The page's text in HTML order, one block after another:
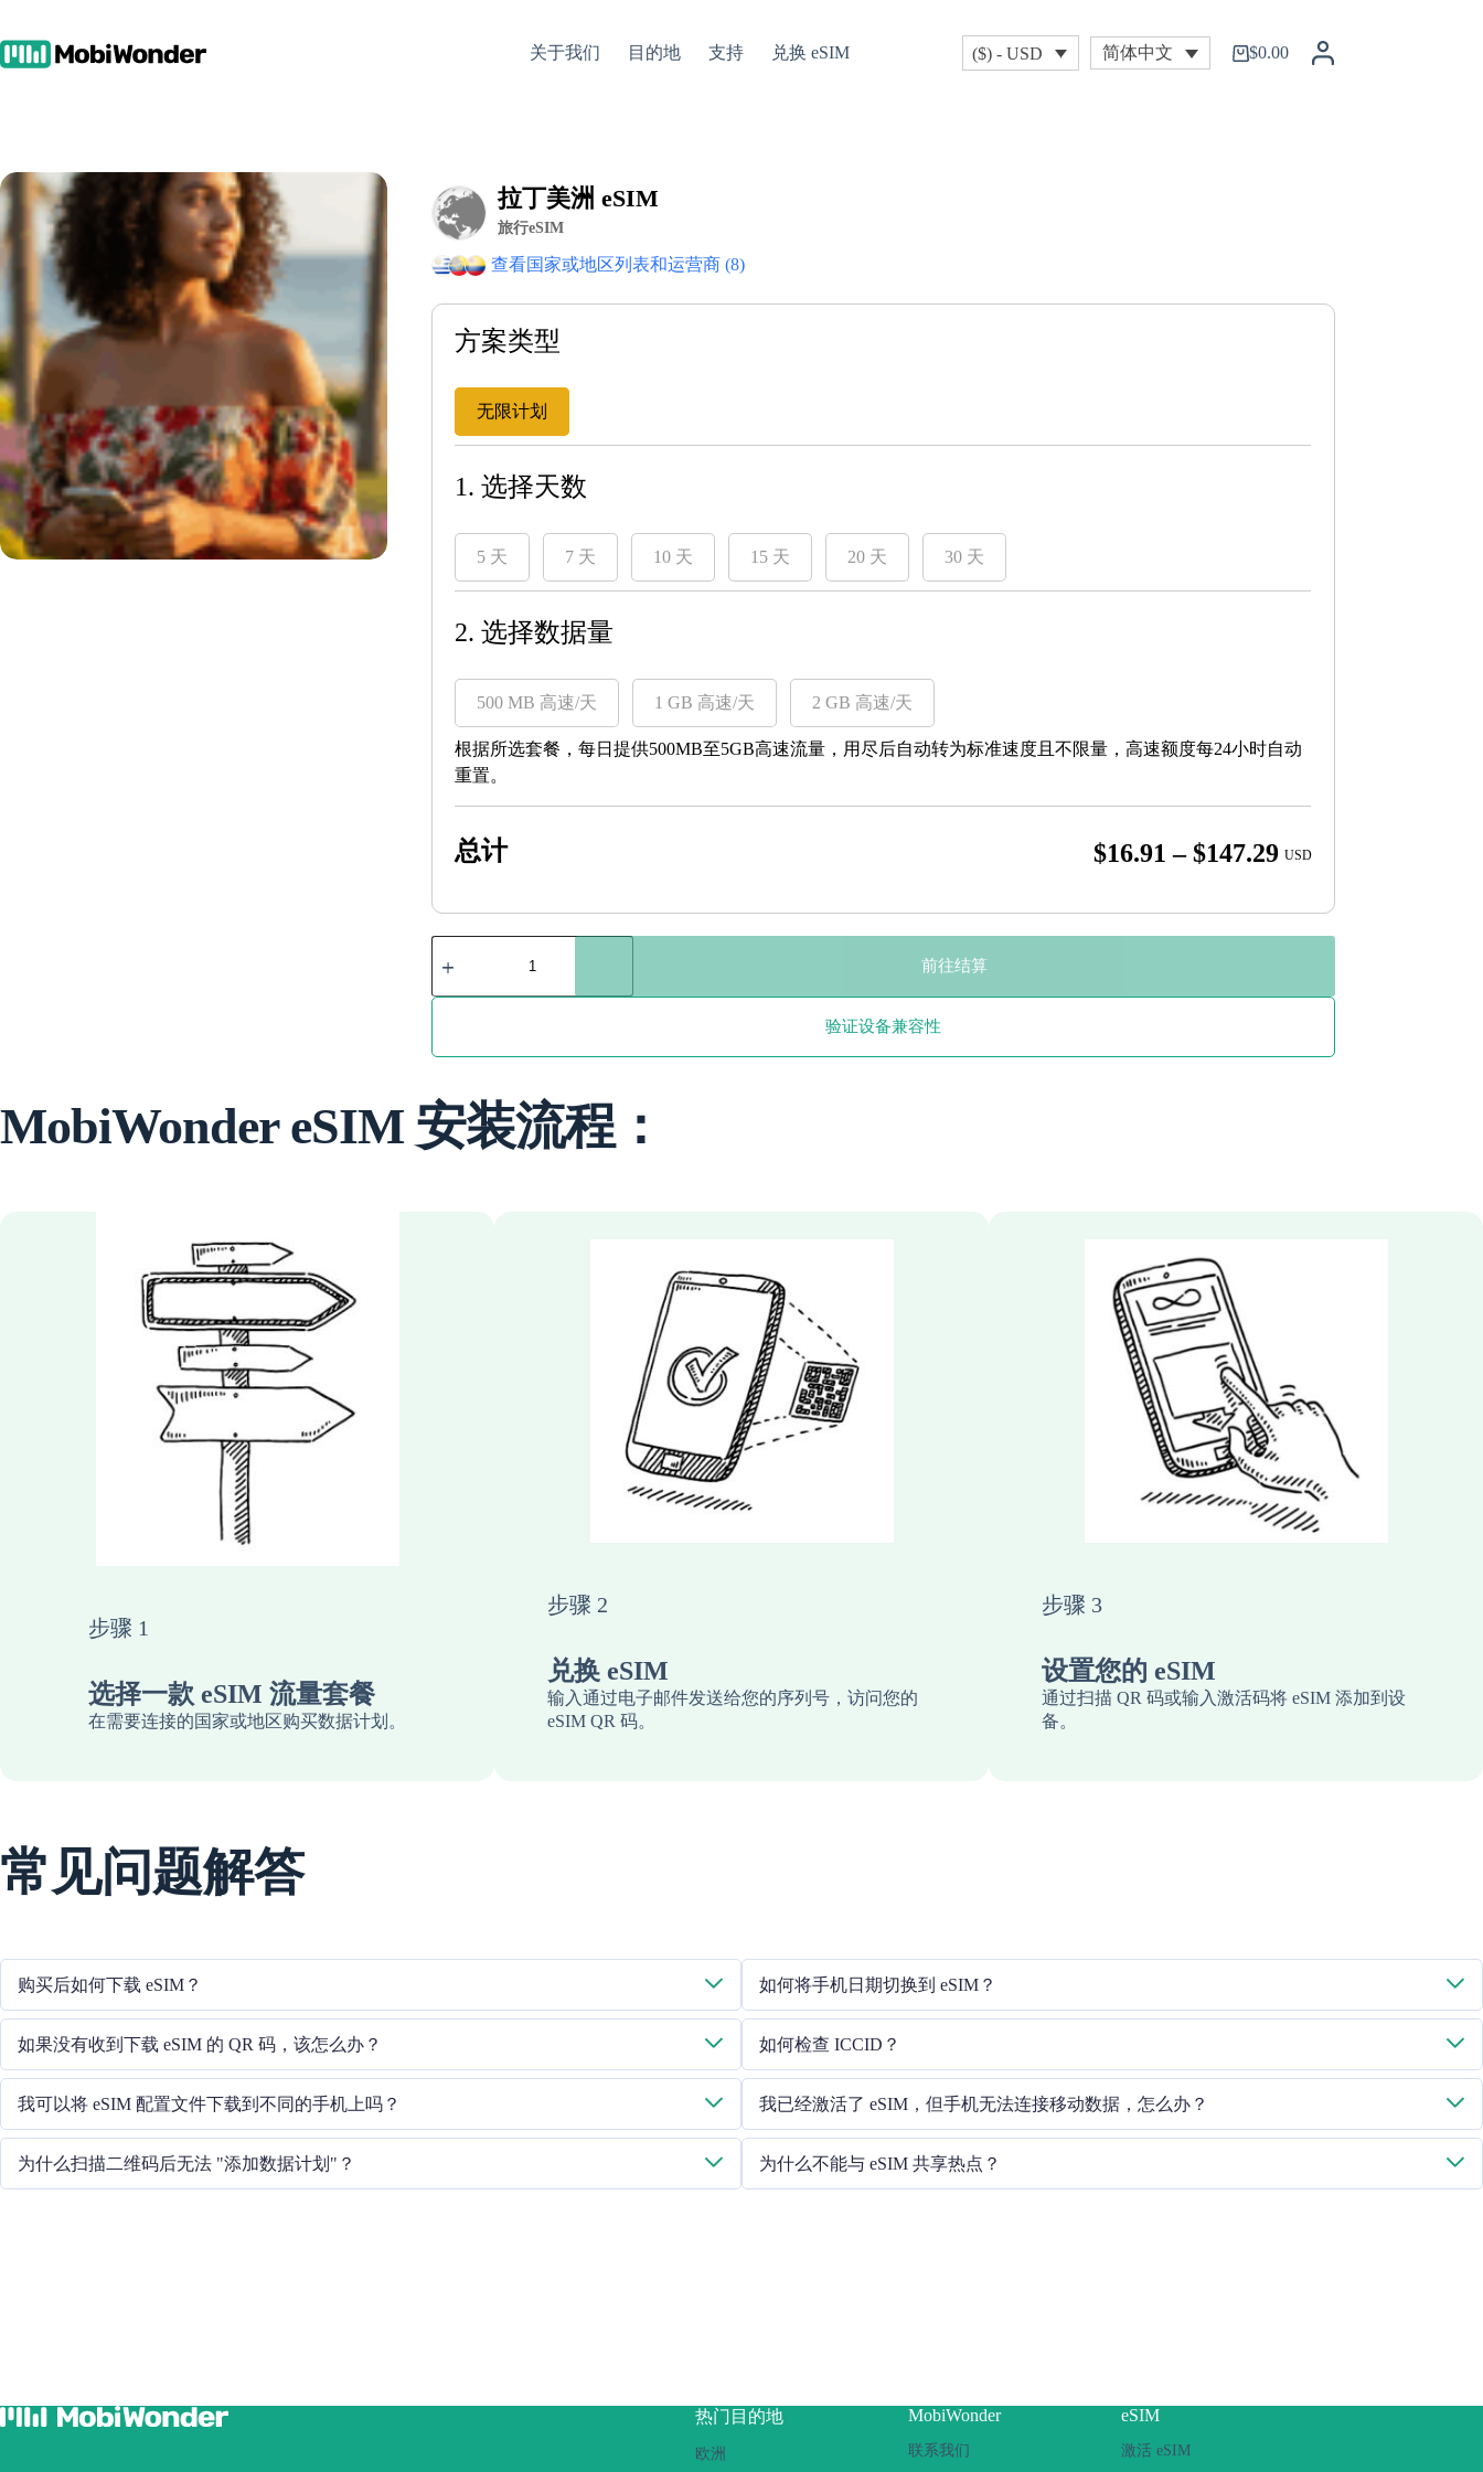
内
关于我们 目的地 支持 兑换 eSIM ($) - USD 简体中文
购$0.00
拉丁美洲 eSIM
旅行eSIM
查看国家或地区列表和运营商 (8)
方案类型
无限计划
1. 选择天数
5 天 7 天 10 天 15 天 20 天 30 天
2. 选择数据量
500 MB 高速/天 1 GB 高速/天 2 GB 高速/天
根据所选套餐，每日提供500MB至5GB高速流量，用尽后自动转为标准速度且不限量，高速额度每24小时自动
重置。
总计 $16.91 – $147.29Price
$16.91
through
USD
拉
丁
前往结算
验证设备兼容性
MobiWonder eSIM 安装流程：
步骤 1
选择一款 eSIM 流量套餐
在需要连接的国家或地区购买数据计划。
步骤 2
兑换 eSIM
输入通过电子邮件发送给您的序列号，访问您的
eSIM QR 码。
步骤 3
设置您的 eSIM
通过扫描 QR 码或输入激活码将 eSIM 添加到设
备。
常见问题解答
购买后如何下载 eSIM？
如果没有收到下载 eSIM 的 QR 码，该怎么办？
我可以将 eSIM 配置文件下载到不同的手机上吗？
为什么扫描二维码后无法 "添加数据计划"？
如何将手机日期切换到 eSIM？
系我们的客户服务团队。
如何检查 ICCID？
我已经激活了 eSIM，但手机无法连接移动数据，怎么办？
为什么不能与 eSIM 共享热点？
热门目的地
欧洲
MobiWonder
联系我们
eSIM
激活 eSIM